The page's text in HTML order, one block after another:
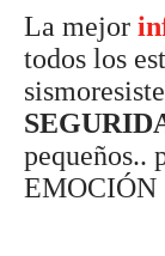
La mejor
todos los
pequeños..
EMOCIÓN